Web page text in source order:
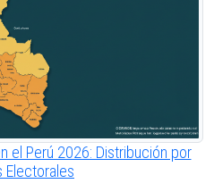
el Perú 2026: Distribución por
Electorales